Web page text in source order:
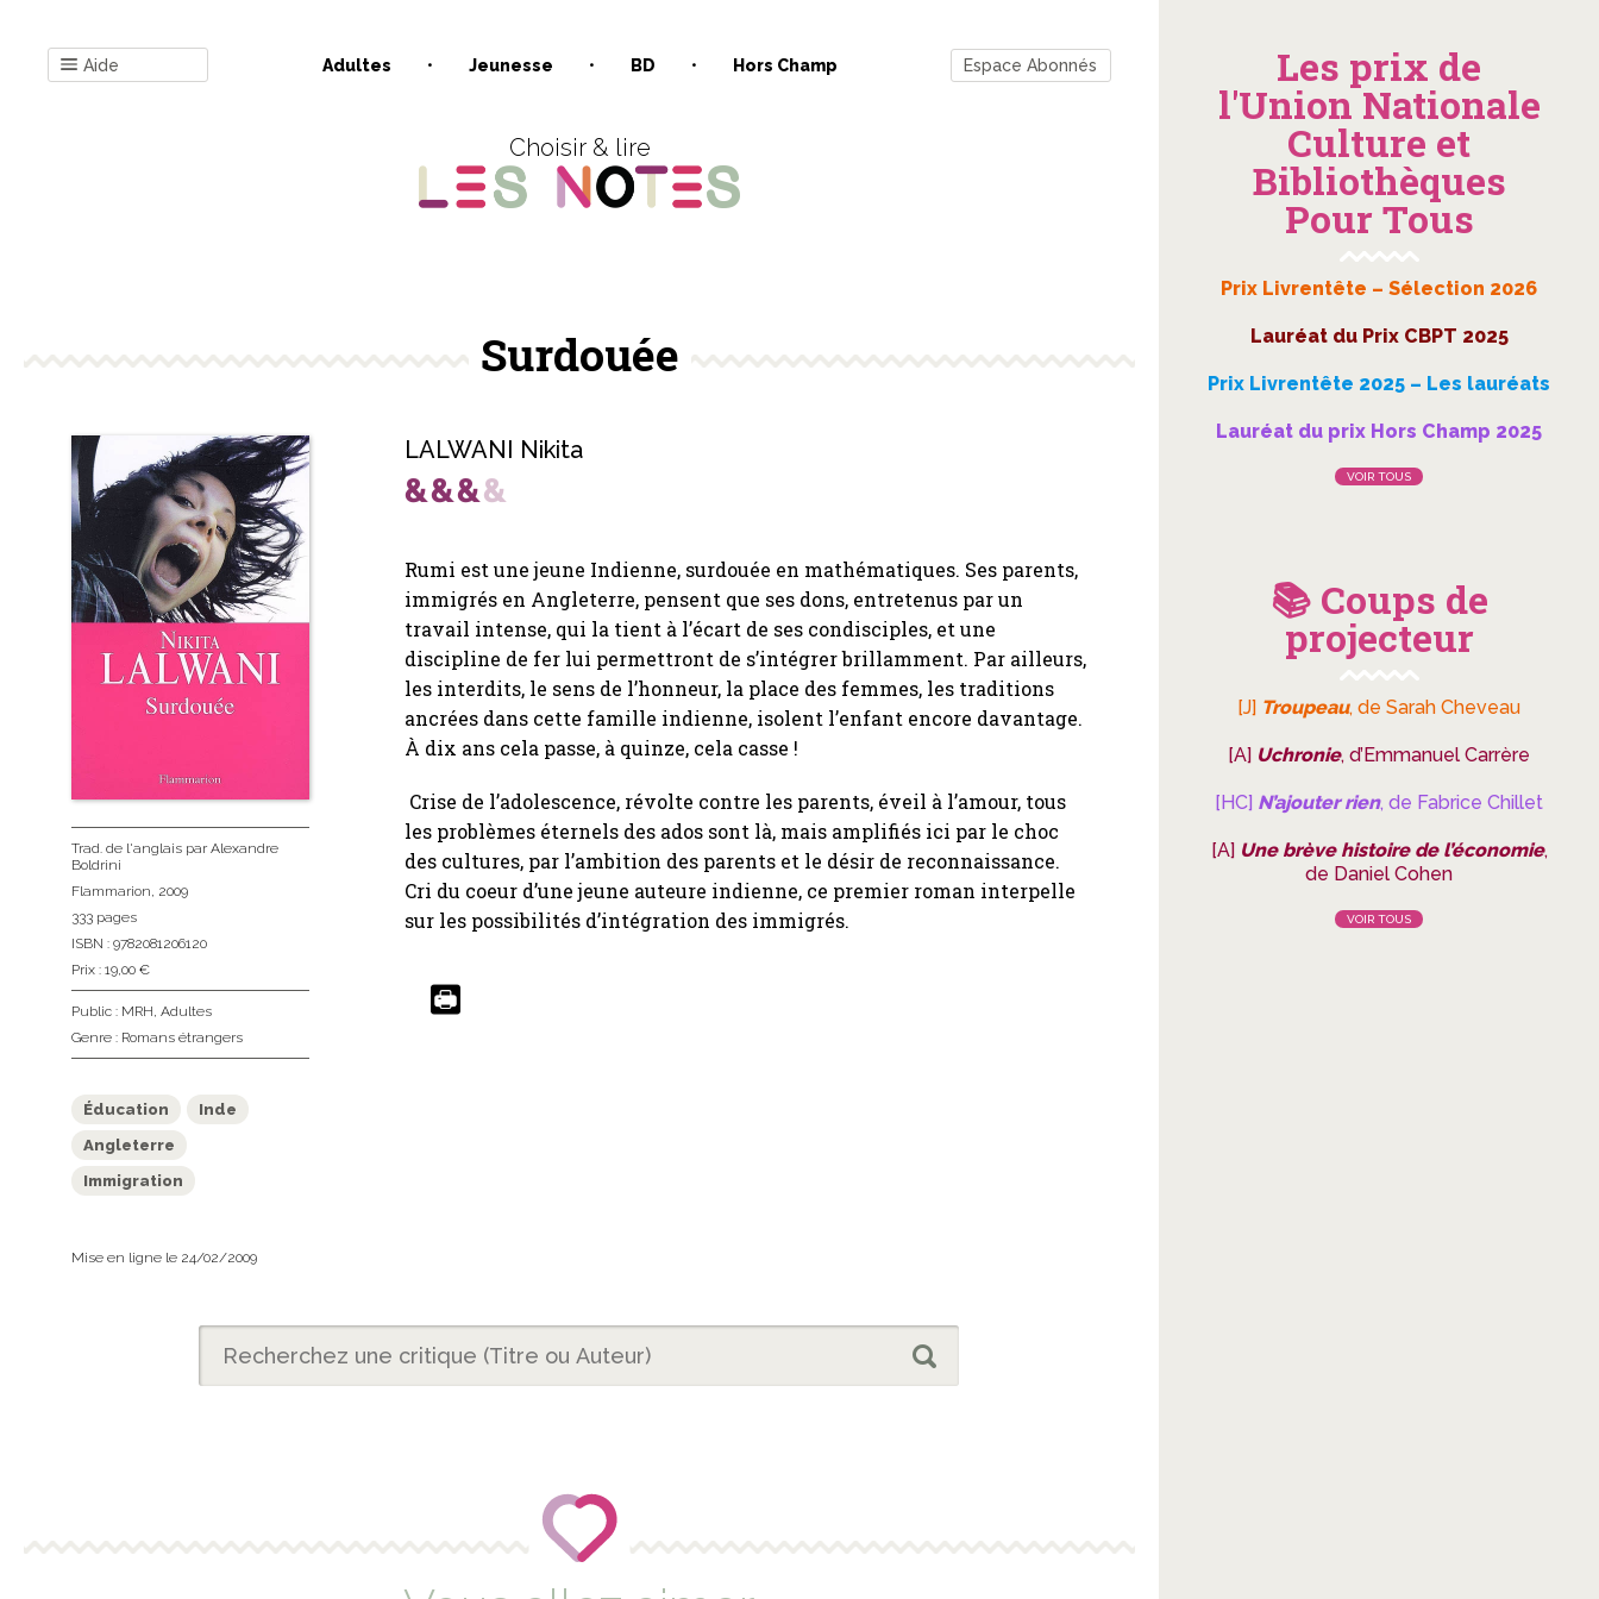
Aide Adultes Jeunesse BD Hors Champ Espace Abonnés
Choisir & lire
Surdouée
LALWANI Nikita
Rumi est une jeune Indienne, surdouée en mathématiques. Ses parents,
immigrés en Angleterre, pensent que ses dons, entretenus par un
travail intense, qui la tient à l’écart de ses condisciples, et une
discipline de fer lui permettront de s’intégrer brillamment. Par ailleurs,
les interdits, le sens de l’honneur, la place des femmes, les traditions
ancrées dans cette famille indienne, isolent l’enfant encore davantage.
À dix ans cela passe, à quinze, cela casse !
Crise de l’adolescence, révolte contre les parents, éveil à l’amour, tous
les problèmes éternels des ados sont là, mais amplifiés ici par le choc
des cultures, par l’ambition des parents et le désir de reconnaissance.
Cri du coeur d’une jeune auteure indienne, ce premier roman interpelle
sur les possibilités d’intégration des immigrés.
Trad. de l'anglais par Alexandre
Boldrini
Flammarion, 2009
333 pages
ISBN : 9782081206120
Prix : 19,00 €
Public : MRH, Adultes
Genre : Romans étrangers
Éducation
Inde
Angleterre
Immigration
Mise en ligne le 24/02/2009
Les prix de
l'Union Nationale
Culture et
Bibliothèques
Pour Tous
Prix Livrentête – Sélection 2026
Lauréat du Prix CBPT 2025
Prix Livrentête 2025 – Les lauréats
Lauréat du prix Hors Champ 2025
VOIR TOUS
📚 Coups de
projecteur
[J] Troupeau, de Sarah Cheveau
[A] Uchronie, d’Emmanuel Carrère
[HC] N’ajouter rien, de Fabrice Chillet
[A] Une brève histoire de l’économie,
de Daniel Cohen
VOIR TOUS